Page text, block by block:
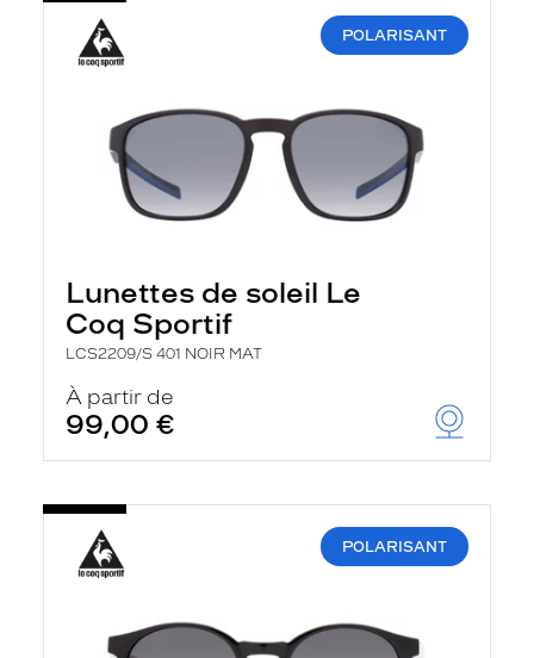
POLARISANT
Lunettes de soleil Le
Coq Sportif
LCS2209/S 401 NOIR MAT
À partir de
99,00 €
POLARISANT